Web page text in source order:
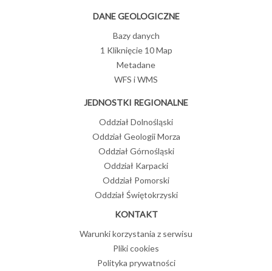
DANE GEOLOGICZNE
Bazy danych
1 Kliknięcie 10 Map
Metadane
WFS i WMS
JEDNOSTKI REGIONALNE
Oddział Dolnośląski
Oddział Geologii Morza
Oddział Górnośląski
Oddział Karpacki
Oddział Pomorski
Oddział Świętokrzyski
KONTAKT
Warunki korzystania z serwisu
Pliki cookies
Polityka prywatności